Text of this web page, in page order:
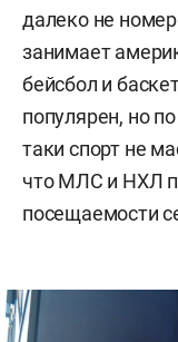
далеко не
занимает
бейсбол и
популярен, но
таки спорт не
что МЛС и НХЛ
посещаемости